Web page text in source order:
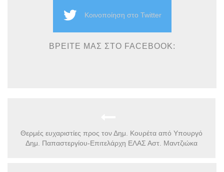
Κοινοποίηση στο Twitter
ΒΡΕΊΤΕ ΜΑΣ ΣΤΟ FACEBOOK:
Θερμές ευχαριστίες προς τον Δημ. Κουρέτα από Υπουργό
Δημ. Παπαστεργίου-Επιτελάρχη ΕΛΑΣ Αστ. Μαντζιώκα